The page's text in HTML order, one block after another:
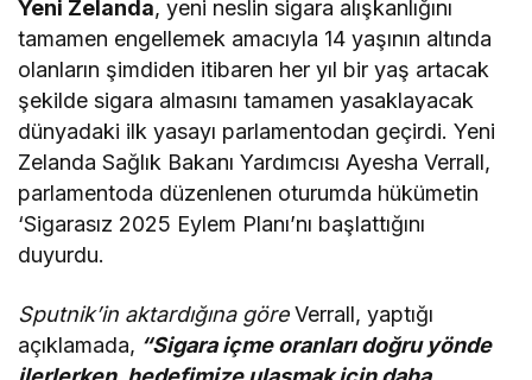
Yeni Zelanda, yeni neslin sigara alışkanlığını
tamamen engellemek amacıyla 14 yaşının altında
olanların şimdiden itibaren her yıl bir yaş artacak
şekilde sigara almasını tamamen yasaklayacak
dünyadaki ilk yasayı parlamentodan geçirdi. Yeni
Zelanda Sağlık Bakanı Yardımcısı Ayesha Verrall,
parlamentoda düzenlenen oturumda hükümetin
‘Sigarasız 2025 Eylem Planı’nı başlattığını
duyurdu.
Sputnik’in aktardığına göreVerrall, yaptığı
açıklamada, “Sigara içme oranları doğru yönde